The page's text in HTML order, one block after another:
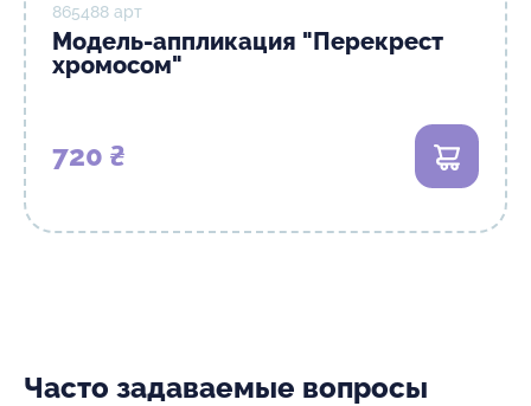
865488 арт
Модель-аппликация "Перекрест
хромосом"
720 ₴ В
Часто задаваемые вопросы